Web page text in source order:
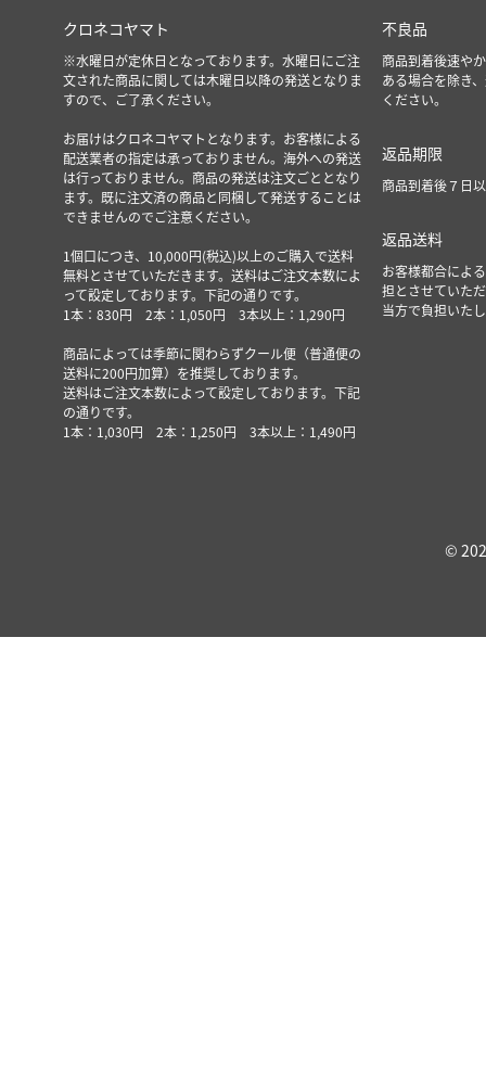
クロネコヤマト
※水曜日が定休日となっております。水曜日にご注
文された商品に関しては木曜日以降の発送となりま
すので、ご了承ください。
お届けはクロネコヤマトとなります。お客様による
配送業者の指定は承っておりません。海外への発送
は行っておりません。商品の発送は注文ごととなり
ます。既に注文済の商品と同梱して発送することは
できませんのでご注意ください。
1個口につき、10,000円(税込)以上のご購入で送料
無料とさせていただきます。送料はご注文本数によ
って設定しております。下記の通りです。
1本：830円 2本：1,050円 3本以上：1,290円
商品によっては季節に関わらずクール便（普通便の
送料に200円加算）を推奨しております。
送料はご注文本数によって設定しております。下記
の通りです。
1本：1,030円 2本：1,250円 3本以上：1,490円
不良品
商品到着後速や
ある場合を除き
ください。
返品期限
商品到着後７日
返品送料
お客様都合によ
担とさせていた
当方で負担いた
©